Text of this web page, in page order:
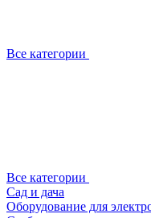
Все категории
Все категории
Сад и дача
Оборудование для